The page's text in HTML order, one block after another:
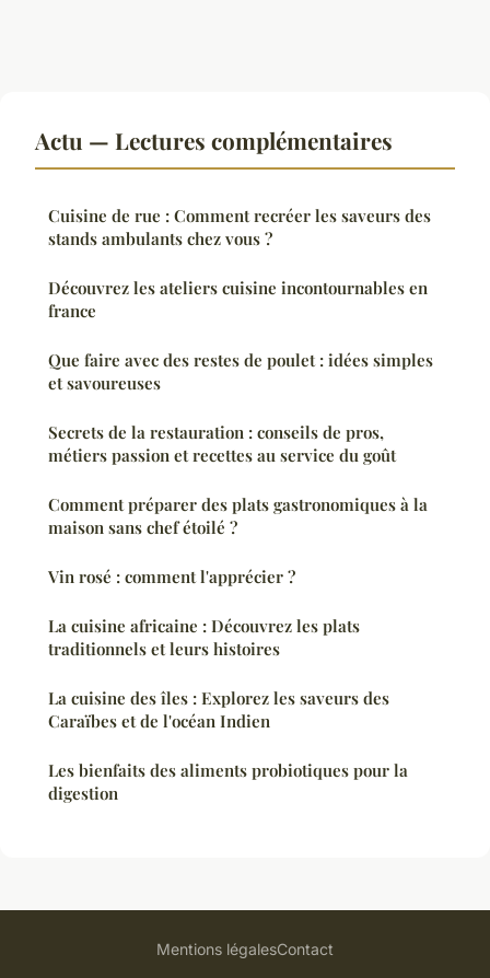
Actu — Lectures complémentaires
Cuisine de rue : Comment recréer les saveurs des
stands ambulants chez vous ?
Découvrez les ateliers cuisine incontournables en
france
Que faire avec des restes de poulet : idées simples
et savoureuses
Secrets de la restauration : conseils de pros,
métiers passion et recettes au service du goût
Comment préparer des plats gastronomiques à la
maison sans chef étoilé ?
Vin rosé : comment l'apprécier ?
La cuisine africaine : Découvrez les plats
traditionnels et leurs histoires
La cuisine des îles : Explorez les saveurs des
Caraïbes et de l'océan Indien
Les bienfaits des aliments probiotiques pour la
digestion
Mentions légalesContact